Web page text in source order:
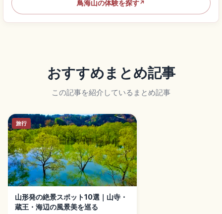
鳥海山の体験を探す↗
おすすめまとめ記事
この記事を紹介しているまとめ記事
旅行
山形発の絶景スポット10選｜山寺・
蔵王・海辺の風景美を巡る